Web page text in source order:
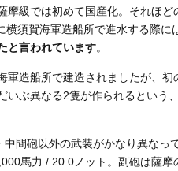
摩級では初めて国産化。それほ
須賀海軍造船所で進水する際に
と言われています。
軍造船所で建造されましたが、初
いぶ異なる2隻が作られるという
間砲以外の武装がかなり異なっ
馬力 / 20.0ノット。副砲は薩